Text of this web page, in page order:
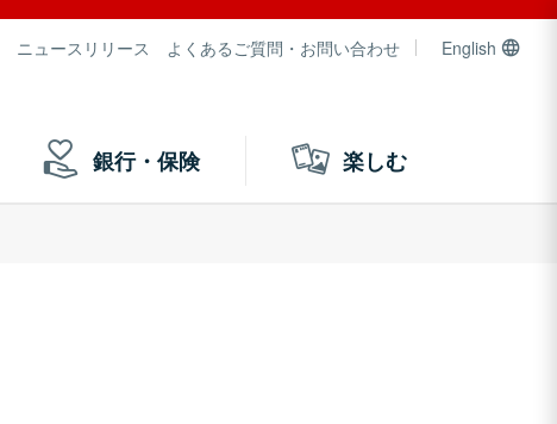
ニュースリリース よくあるご質問・お問い合わせ English
銀行・保険 楽しむ